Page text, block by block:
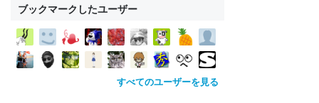
ブックマークしたユーザー
すべてのユーザーを見る